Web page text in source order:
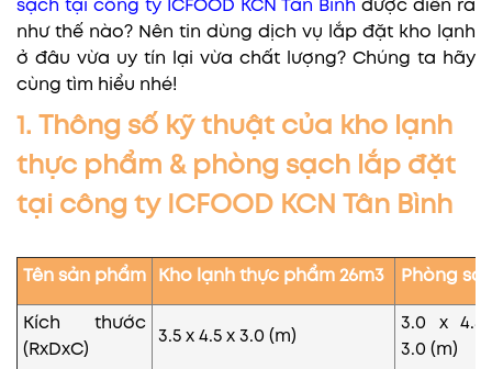
sạch tại công ty ICFOOD KCN Tân Bình được diễn ra
như thế nào? Nên tin dùng dịch vụ lắp đặt kho lạnh
ở đâu vừa uy tín lại vừa chất lượng? Chúng ta hãy
cùng tìm hiểu nhé!
1. Thông số kỹ thuật của kho lạnh
thực phẩm & phòng sạch lắp đặt
tại công ty ICFOOD KCN Tân Bình
Tên sản phẩm Kho lạnh thực phẩm 26m3 Phòng
Kích thước
(RxDxC)
3.5 x 4.5 x 3.0 (m)
3.0 x 4.5
3.0 (m)